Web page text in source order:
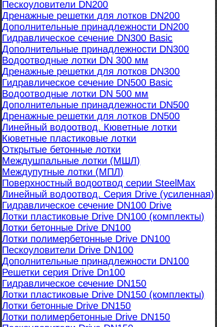
Пескоуловители DN200
Дренажные решетки для лотков DN200
Дополнительные принадлежности DN200
Гидравлическое сечение DN300 Basic
Дополнительные принадлежности DN300
Водоотводные лотки DN 300 мм
Дренажные решетки для лотков DN300
Гидравлическое сечение DN500 Basic
Водоотводные лотки DN 500 мм
Дополнительные принадлежности DN500
Дренажные решетки для лотков DN500
Линейный водоотвод. Кюветные лотки
Кюветные пластиковые лотки
Открытые бетонные лотки
Междушпальные лотки (МШЛ)
Междупутные лотки (МПЛ)
Поверхностный водоотвод серии SteelMax
Линейный водоотвод. Серия Drive (усиленная)
Гидравлическое сечение DN100 Drive
Лотки пластиковые Drive DN100 (комплекты)
Лотки бетонные Drive DN100
Лотки полимербетонные Drive DN100
Пескоуловители Drive DN100
Дополнительные принадлежности DN100
Решетки серия Drive Dn100
Гидравлическое сечение DN150
Лотки пластиковые Drive DN150 (комплекты)
Лотки бетонные Drive DN150
Лотки полимербетонные Drive DN150